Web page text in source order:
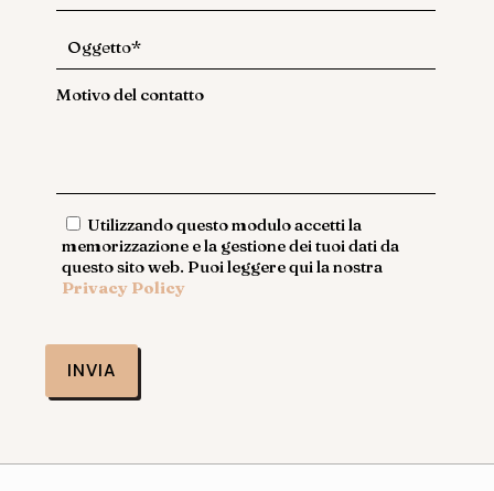
Motivo del contatto
Utilizzando questo modulo accetti la
memorizzazione e la gestione dei tuoi dati da
questo sito web. Puoi leggere qui la nostra
Privacy Policy